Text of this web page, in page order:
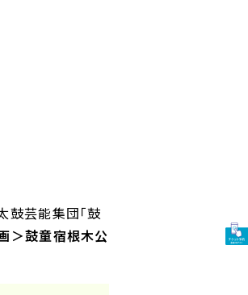
鼓芸能集団「鼓
＞鼓童宿根木公